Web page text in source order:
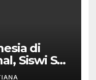
di
Siswi SD